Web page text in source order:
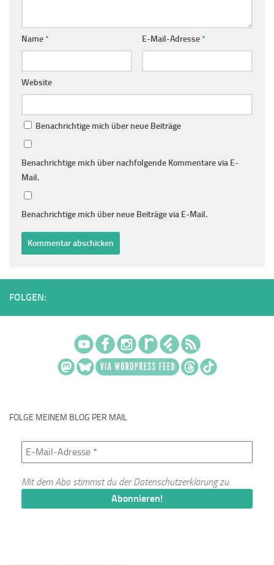
Name* E-Mail-Adresse*
Website
Benachrichtige mich über neue Beiträge
Benachrichtige mich über nachfolgende Kommentare via E-
Mail.
Benachrichtige mich über neue Beiträge via E-Mail.
FOLGEN:
FOLGE MEINEM BLOG PER MAIL
Mit dem Abo stimmst du derDatenschutzerklärungzu.